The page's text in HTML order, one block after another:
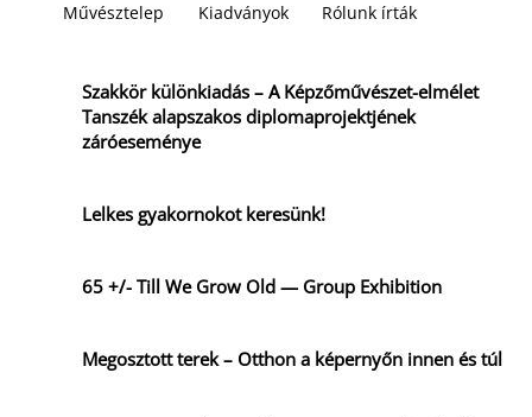
Művésztelep
Kiadványok Rólunk írták
Szakkör különkiadás – A Képzőművészet-elmélet
Tanszék alapszakos diplomaprojektjének
záróeseménye
Lelkes gyakornokot keresünk!
65 +/- Till We Grow Old — Group Exhibition
Megosztott terek – Otthon a képernyőn innen és túl